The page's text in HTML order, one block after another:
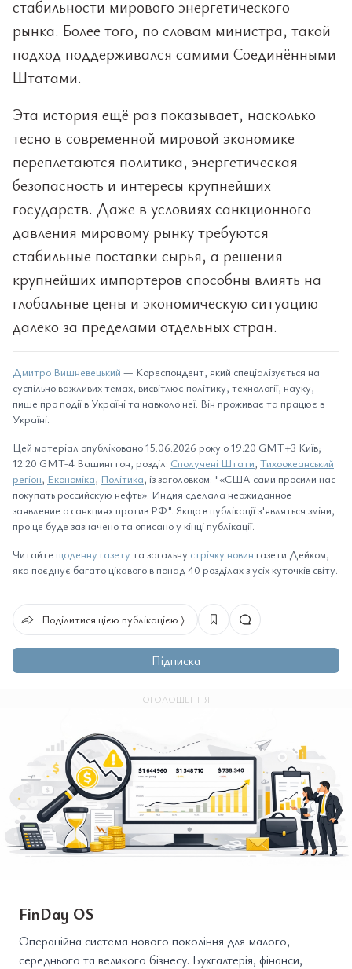
стабильности мирового энергетического
рынка. Более того, по словам министра, такой
подход поддерживался самими Соединёнными
Штатами.
Эта история ещё раз показывает, насколько
тесно в современной мировой экономике
переплетаются политика, энергетическая
безопасность и интересы крупнейших
государств. Даже в условиях санкционного
давления мировому рынку требуются
стабильные поставки сырья, а решения
крупнейших импортеров способны влиять на
глобальные цены и экономическую ситуацию
далеко за пределами отдельных стран.
Дмитро Вишневецький — Кореспондент, який спеціалізується на
суспільно важливих темах, висвітлює політику, технології, науку,
пише про події в Україні та навколо неї. Він проживає та працює в
Україні.
Цей матеріал опубліковано 15.06.2026 року о 19:20 GMT+3 Київ;
12:20 GMT-4 Вашингтон, розділ: Сполучені Штати, Тихоокеанський
регіон, Економіка, Політика, із заголовком: "«США сами просили нас
покупать российскую нефть»: Индия сделала неожиданное
заявление о санкциях против РФ". Якщо в публікації з'являться зміни,
про це буде зазначено та описано у кінці публікації.
Читайте щоденну газету та загальну стрічку новин газети Дейком,
яка поєднує багато цікавого в понад 40 розділах з усіх куточків світу.
Поділитися цією публікацією ⟩
Підписка
ОГОЛОШЕННЯ
FinDay OS
Операційна система нового покоління для малого,
середнього та великого бізнесу. Бухгалтерія, фінанси,